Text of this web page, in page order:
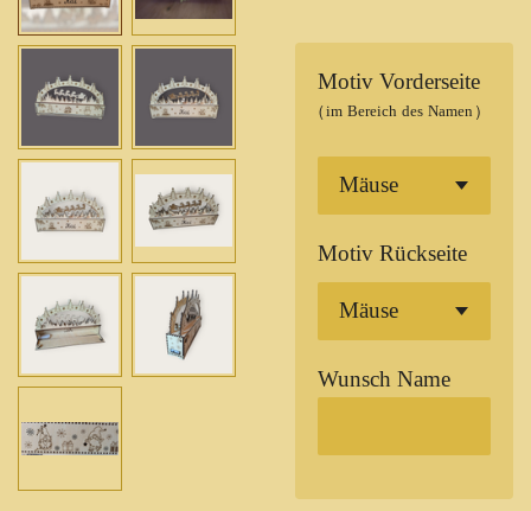
Motiv Vorderseite
(im Bereich des Namen)
Motiv Rückseite
Wunsch Name